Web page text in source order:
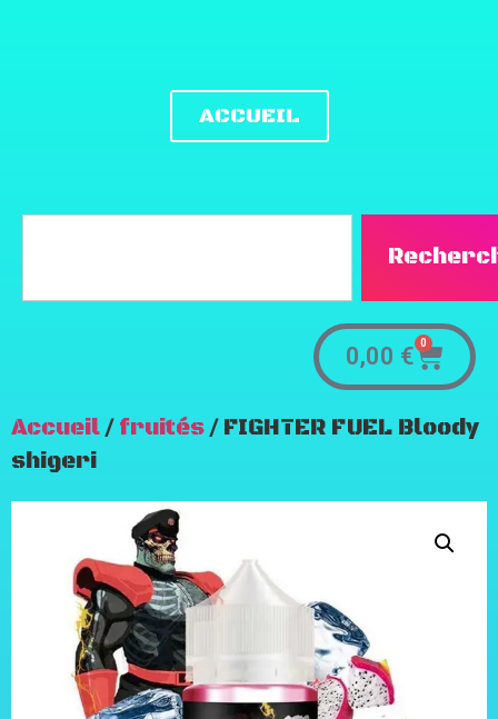
ACCUEIL
0,00 € 0
Accueil/ fruités/ FIGHTER FUEL Bloody
shigeri